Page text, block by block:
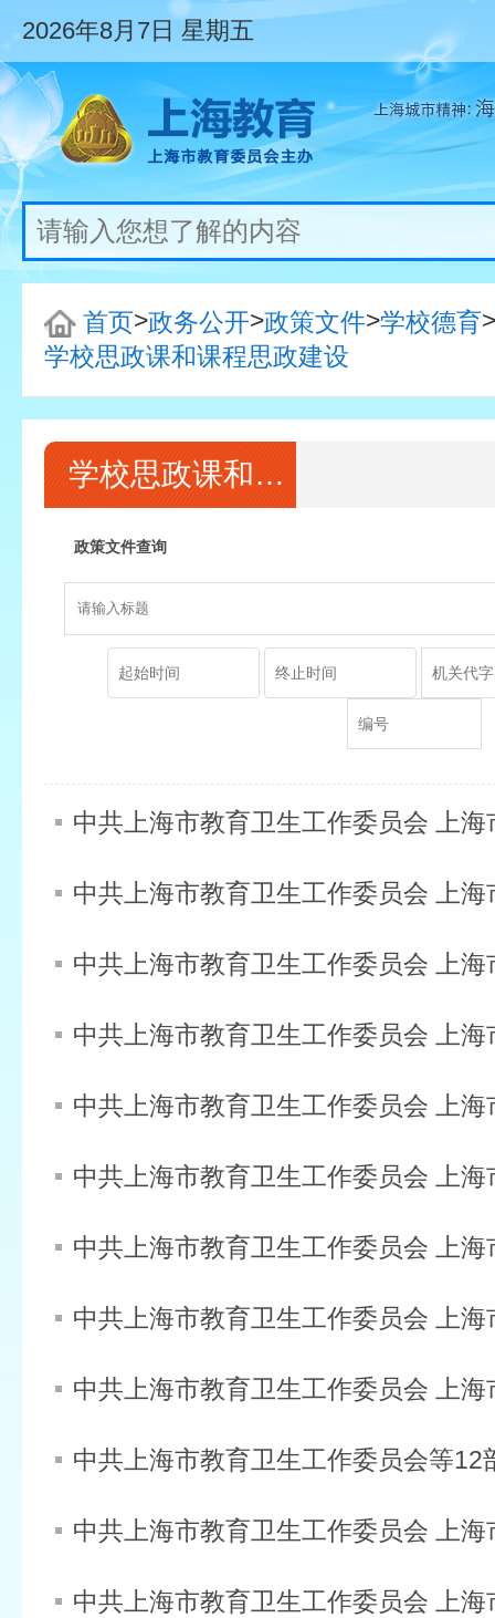
2026年8月7日 星期五
首页>政务公开>政策文件>学校德育>
学校思政课和课程思政建设
学校思政课和课程思政建设
政策文件查询